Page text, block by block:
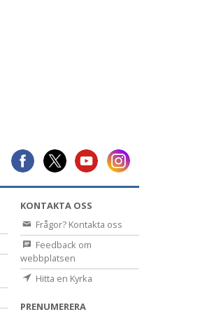
KONTAKTA OSS
Frågor? Kontakta oss
Feedback om
webbplatsen
Hitta en Kyrka
PRENUMERERA